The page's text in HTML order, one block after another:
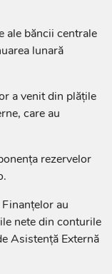
ale băncii centrale
lunară
a venit din plățile
care au
rezervelor
au
nete din conturile
Asistență Externă